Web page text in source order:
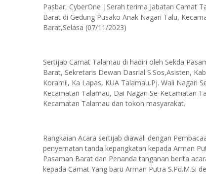
Pasbar, CyberOne |Serah terima Jabatan Camat
Barat di Gedung Pusako Anak Nagari Talu,
Barat,Selasa (07/11/2023)
Sertijab Camat Talamau di hadiri oleh Sekda
Barat, Sekretaris Dewan Dasrial S.Sos,Asisten,
Koramil, Ka Lapas, KUA Talamau,Pj. Wali Nagari
Kecamatan Talamau, Dai Nagari Se-Kecamatan
Kecamatan Talamau dan tokoh masyarakat.
Rangkaian Acara sertijab diawali dengan
penyematan tanda kepangkatan kepada Arman
Pasaman Barat dan Penanda tanganan berita
kepada Camat Yang baru Arman Putra S.Pd.M.Si